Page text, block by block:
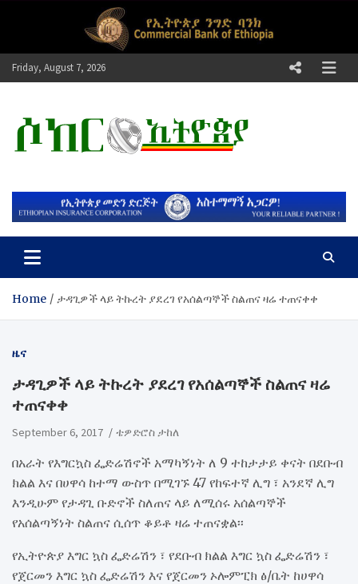
Friday, August 7, 2026
ሶከር ኢትዮጵያ
Home ታዳጊዎች ላይ ትኩረት ያደረገ የአሰልጣኞች ስልጠና ዛሬ ተጠናቀቀ
ዜና
ታዳጊዎች ላይ ትኩረት ያደረገ የአሰልጣኞች ስልጠና ዛሬ
ተጠናቀቀ
September 6, 2017 ቴዎድሮስ ታከለ
በአራት የእግርኳስ ፌድሬሽኖች አማካኝነት ለ 9 ተከታታይ ቀናት በደቡብ
ክልል እና በሀዋሳ ከተማ ውስጥ በሚገኙ 47 የከፍተኛ ሊግ ፣ አንደኛ ሊግ
እንዲሁም የታዳጊ ቡድኖች ስለጠና ላይ ለሚሰሩ አሰልጣኞች
የአሰልጣኝነት ስልጠና ሲሰጥ ቆይቶ ዛሬ ተጠናቋል፡፡
የኢትዮጵያ እግር ኳስ ፌድሬሽን ፣ የደቡብ ክልል እግር ኳስ ፌድሬሽን ፣
የጀርመን እግር ኳስ ፌድሬሽን እና የጀርመን ኦሎምፒክ ፅ/ቤት ከሀዋሳ